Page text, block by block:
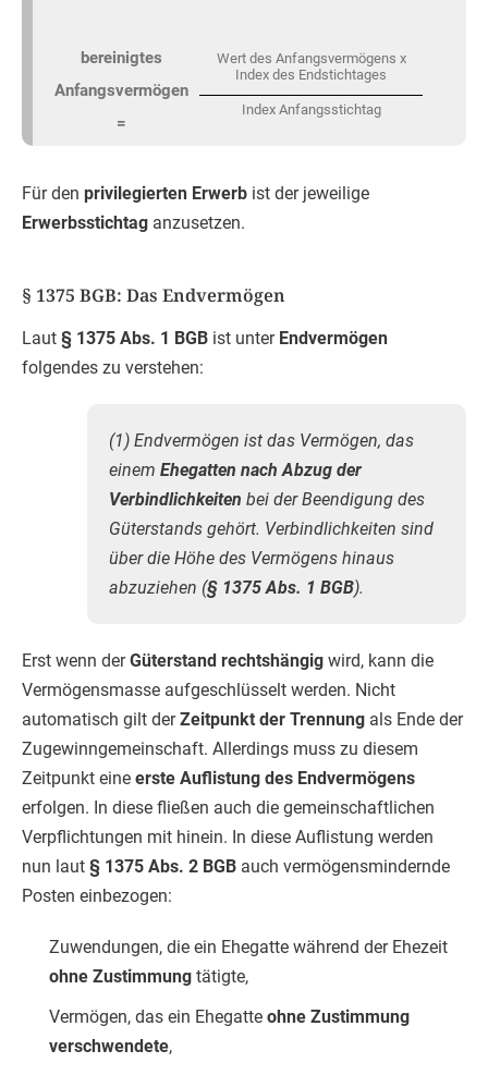
bereinigtes
Anfangsvermögen
=
Wert des Anfangsvermögens x
Index des Endstichtages
Index Anfangsstichtag
Für den privilegierten Erwerb ist der jeweilige
Erwerbsstichtag anzusetzen.
§ 1375 BGB: Das Endvermögen
Laut § 1375 Abs. 1 BGB ist unter Endvermögen
folgendes zu verstehen:
(1) Endvermögen ist das Vermögen, das
einem Ehegatten nach Abzug der
Verbindlichkeiten bei der Beendigung des
Güterstands gehört. Verbindlichkeiten sind
über die Höhe des Vermögens hinaus
abzuziehen (§ 1375 Abs. 1 BGB).
Erst wenn derGüterstand rechtshängig wird, kann die
Vermögensmasse aufgeschlüsselt werden. Nicht
automatisch gilt derZeitpunkt der Trennung als Ende der
Zugewinngemeinschaft. Allerdings muss zu diesem
Zeitpunkt eine erste Auflistung des Endvermögens
erfolgen. In diese fließen auch die gemeinschaftlichen
Verpflichtungen mit hinein. In diese Auflistung werden
nun laut § 1375 Abs. 2 BGB auch vermögensmindernde
Posten einbezogen:
Zuwendungen, die ein Ehegatte während der Ehezeit
ohne Zustimmung tätigte,
Vermögen, das ein Ehegatte ohne Zustimmung
verschwendete,